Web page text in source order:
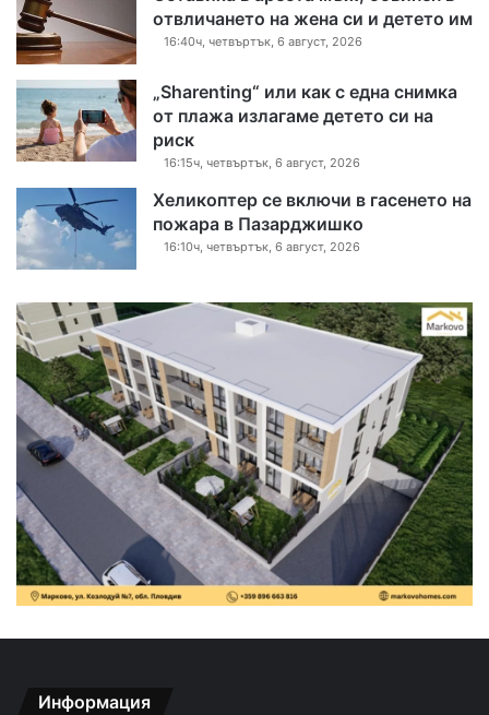
отвличането на жена си и детето им
16:40ч, четвъртък, 6 август, 2026
„Sharenting“ или как с една снимка
от плажа излагаме детето си на
риск
16:15ч, четвъртък, 6 август, 2026
Хеликоптер се включи в гасенето на
пожара в Пазарджишко
16:10ч, четвъртък, 6 август, 2026
Информация